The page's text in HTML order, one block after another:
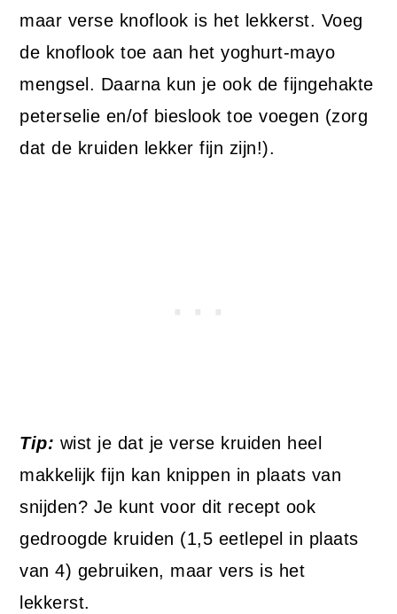
maar verse knoflook is het lekkerst. Voeg
de knoflook toe aan het yoghurt-mayo
mengsel. Daarna kun je ook de fijngehakte
peterselie en/of bieslook toe voegen (zorg
dat de kruiden lekker fijn zijn!).
Tip: wist je dat je verse kruiden heel
makkelijk fijn kan knippen in plaats van
snijden? Je kunt voor dit recept ook
gedroogde kruiden (1,5 eetlepel in plaats
van 4) gebruiken, maar vers is het
lekkerst.